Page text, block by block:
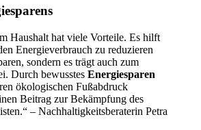
Haushalt hat viele Vorteile. Es hilft
Energieverbrauch zu reduzieren
sondern es trägt auch zum
Durch bewusstes Energiesparen
ökologischen Fußabdruck
Beitrag zur Bekämpfung des
– Nachhaltigkeitsberaterin Petra